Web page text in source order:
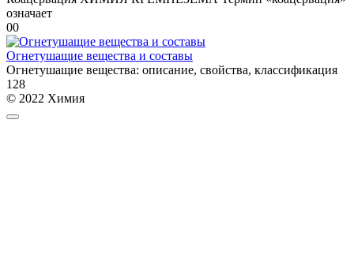
означает
00
Огнетушащие вещества и составы
Огнетушащие вещества: описание, свойства, классификация
1 28
© 2022 Химия